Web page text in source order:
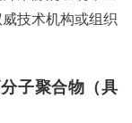
技术机构或组织
子聚合物（具